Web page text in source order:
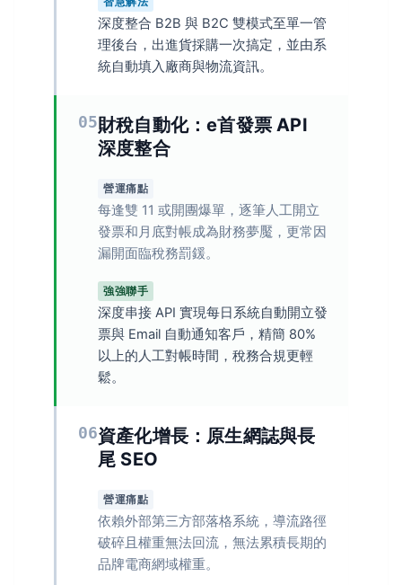
深度整合 B2B 與 B2C 雙模式至單一管
理後台，出進貨採購一次搞定，並由系
統自動填入廠商與物流資訊。
05財稅自動化：e首發票 API
深度整合
營運痛點
每逢雙 11 或開團爆單，逐筆人工開立
發票和月底對帳成為財務夢魘，更常因
漏開面臨稅務罰鍰。
強強聯手
深度串接 API 實現每日系統自動開立發
票與 Email 自動通知客戶，精簡 80%
以上的人工對帳時間，稅務合規更輕
鬆。
06資產化增長：原生網誌與長
尾 SEO
營運痛點
依賴外部第三方部落格系統，導流路徑
破碎且權重無法回流，無法累積長期的
品牌電商網域權重。